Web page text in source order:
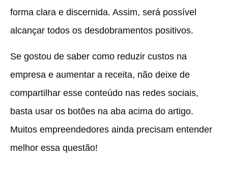
forma clara e discernida. Assim, será possível
alcançar todos os desdobramentos positivos.
Se gostou de saber como reduzir custos na
empresa e aumentar a receita, não deixe de
compartilhar esse conteúdo nas redes sociais,
basta usar os botões na aba acima do artigo.
Muitos empreendedores ainda precisam entender
melhor essa questão!